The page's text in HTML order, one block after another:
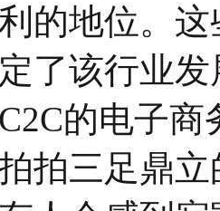
的地位。
了该行业
的电子
拍三足鼎